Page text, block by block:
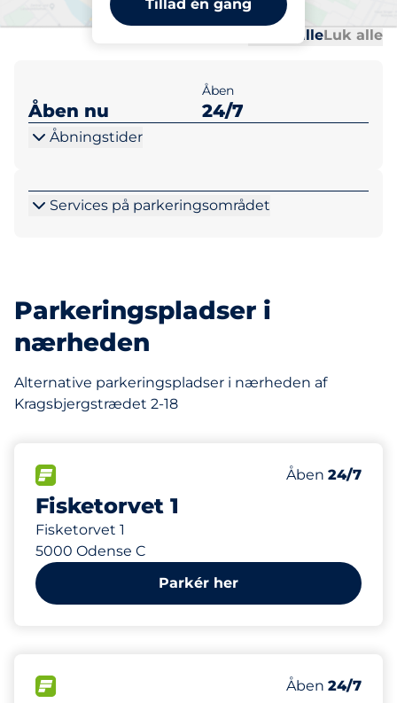
Tillad én gang
Udvid alleLuk alle
Åben nu
Åben
24/7
Åbningstider
Services på parkeringsområdet
Parkeringspladser i
nærheden
Alternative parkeringspladser i nærheden af
Kragsbjergstrædet 2-18
Fisketorvet 1
Fisketorvet 1
5000 Odense C
Antal
Antal pladser
47
Mandag
Åben 24/7
Parkér her
Antal
Antal pladser
98
Mandag
Åben 24/7